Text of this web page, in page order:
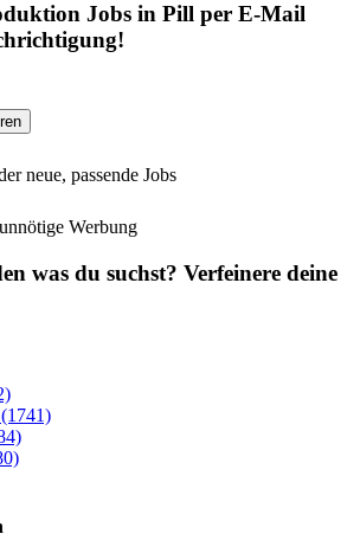
Jobs in Pill per E-Mail
neue, passende Jobs
Werbung
was du suchst? Verfeinere deine